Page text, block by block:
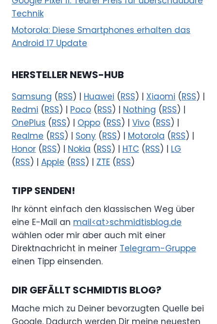
Technik
Motorola: Diese Smartphones erhalten das
Android 17 Update
HERSTELLER NEWS-HUB
Samsung (RSS) | Huawei (RSS) | Xiaomi (RSS) |
Redmi (RSS) | Poco (RSS) | Nothing (RSS) |
OnePlus (RSS) | Oppo (RSS) | Vivo (RSS) |
Realme (RSS) | Sony (RSS) | Motorola (RSS) |
Honor (RSS) | Nokia (RSS) | HTC (RSS) | LG
(RSS) | Apple (RSS) | ZTE (RSS)
TIPP SENDEN!
Ihr könnt einfach den klassischen Weg über
eine E-Mail an mail<at>schmidtisblog.de
wählen oder mir aber auch mit einer
Direktnachricht in meiner Telegram-Gruppe
einen Tipp einsenden.
DIR GEFÄLLT SCHMIDTIS BLOG?
Mache mich zu Deiner bevorzugten Quelle bei